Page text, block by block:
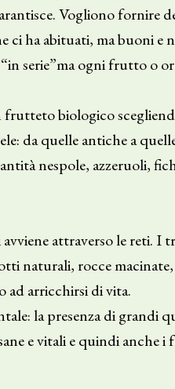
Vogliono fornire
ci ha abituati, ma buoni
serie”ma ogni frutto o
biologico
da quelle antiche a
nespole, azzeruoli,
attraverso le reti.
naturali, rocce
ad arricchirsi di vita.
la presenza di
e vitali e quindi anche i